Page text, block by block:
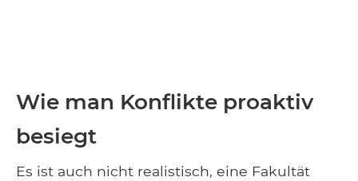
Wie man Konflikte proaktiv
besiegt
Es ist auch nicht realistisch, eine Fakultät